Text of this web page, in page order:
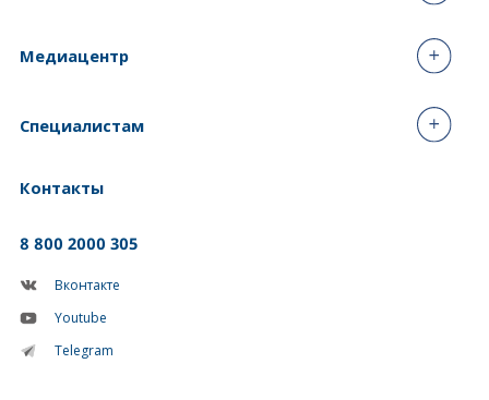
8 800 2000 305
Вконтакте
Youtube
Telegram
Медиацентр
Специалистам
Контакты